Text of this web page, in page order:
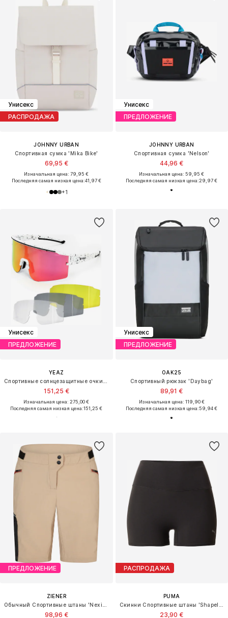
Унисекс
РАСПРОДАЖА
JOHNNY URBAN
Спортивная сумка 'Mika Bike'
69,95 €
Изначальная цена: 79,95 €
Последняя самая низкая цена:41,97 €
+1
Унисекс
ПРЕДЛОЖЕНИЕ
JOHNNY URBAN
Спортивная сумка 'Nelson'
44,96 €
Изначальная цена: 59,95 €
Последняя самая низкая цена:29,97 €
Унисекс
ПРЕДЛОЖЕНИЕ
YEAZ
151,25 €
Изначальная цена: 275,00 €
Последняя самая низкая цена:151,25 €
Унисекс
ПРЕДЛОЖЕНИЕ
OAK25
Спортивный рюкзак 'Daybag'
89,91 €
Изначальная цена: 119,90 €
Последняя самая низкая цена:59,94 €
ПРЕДЛОЖЕНИЕ
ZIENER
98,96 €
РАСПРОДАЖА
PUMA
23,90 €